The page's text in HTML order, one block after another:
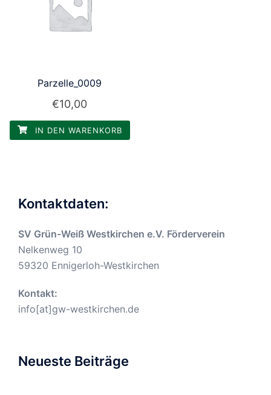
Parzelle_0009
€10,00
IN DEN WARENKORB
Kontaktdaten:
SV Grün-Weiß Westkirchen e.V. Förderverein
Nelkenweg 10
59320 Ennigerloh-Westkirchen
Kontakt:
info[at]gw-westkirchen.de
Neueste Beiträge